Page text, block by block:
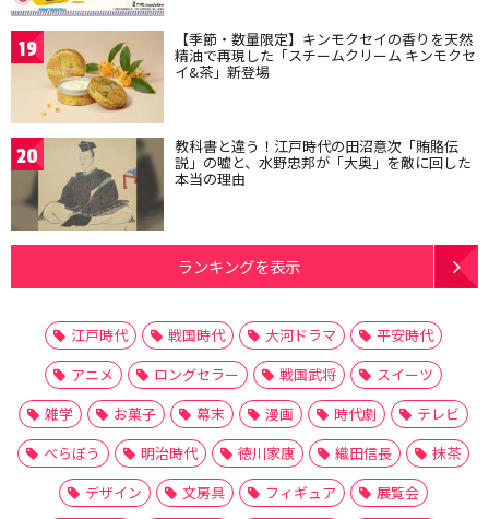
19 【季節・数量限定】キンモクセイの香りを天然
精油で再現した「スチームクリーム キンモクセ
イ&茶」新登場
20 教科書と違う！江戸時代の田沼意次「賄賂伝
説」の嘘と、水野忠邦が「大奥」を敵に回した
本当の理由
ランキングを表示
江戸時代 戦国時代 大河ドラマ
平安時代
アニメ
ロングセラー 戦国武将
スイーツ
雑学
お菓子 幕末 漫画 時代劇
テレビ
べらぼう
明治時代 徳川家康 織田信長
抹茶
デザイン
文房具 フィギュア
展覧会